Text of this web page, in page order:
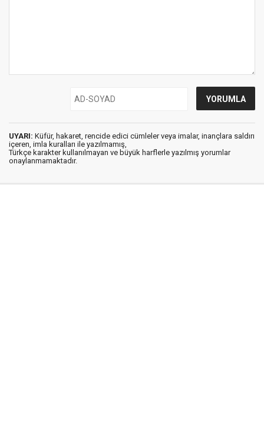
UYARI: Küfür, hakaret, rencide edici cümleler veya imalar, inançlara saldırı
içeren, imla kuralları ile yazılmamış,
Türkçe karakter kullanılmayan ve büyük harflerle yazılmış yorumlar
onaylanmamaktadır.